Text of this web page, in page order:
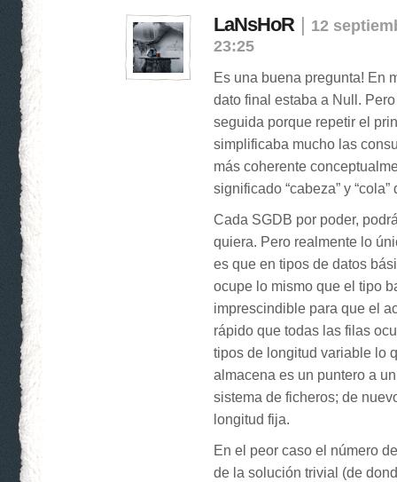
LaNsHoR | 12
23:25
Es una buena pregunta! En
dato final estaba a Null.
seguida porque repetir el
simplificaba mucho las
más coherente
significado “cabeza” y
Cada SGDB por poder,
quiera. Pero realmente lo
es que en tipos de datos
ocupe lo mismo que el tipo
imprescindible para que el
rápido que todas las filas
tipos de longitud variable lo
almacena es un puntero a
sistema de ficheros; de
longitud fija.
En el peor caso el número
de la solución trivial (de